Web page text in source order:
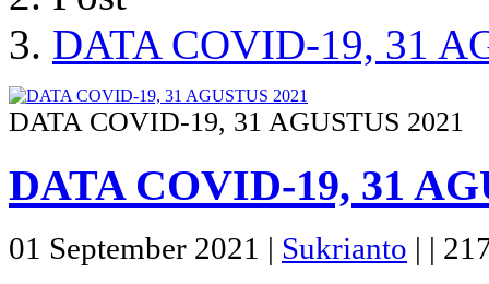
DATA COVID-19, 31
DATA COVID-19, 31 AGUSTUS 2021
DATA COVID-19, 31
01 September 2021 | Sukrianto | |